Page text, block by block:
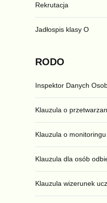
Rekrutacja
Jadłospis klasy O
RODO
Inspektor Danych
Klauzula o
Klauzula o monitoringu
Klauzula dla osób
Klauzula wizerunek